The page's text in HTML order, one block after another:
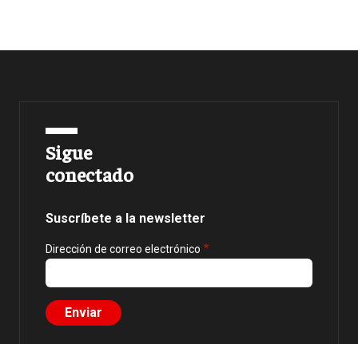
Sigue
conectado
Suscríbete a la newsletter
Dirección de correo electrónico